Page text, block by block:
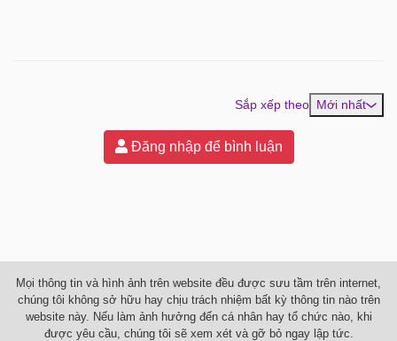
Sắp xếp theo Mới nhất
Đăng nhập để bình luận
Mọi thông tin và hình ảnh trên website đều được sưu tầm trên internet,
chúng tôi không sở hữu hay chịu trách nhiệm bất kỳ thông tin nào trên
website này. Nếu làm ảnh hưởng đến cá nhân hay tổ chức nào, khi
được yêu cầu, chúng tôi sẽ xem xét và gỡ bỏ ngay lập tức.